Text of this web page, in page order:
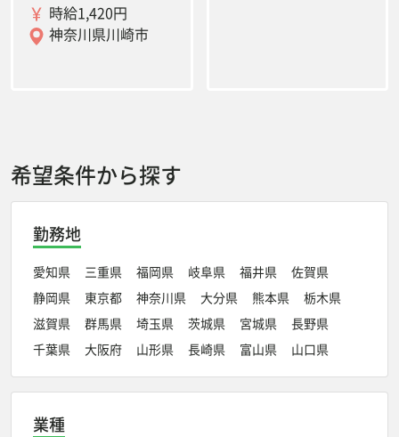
時給1,420円
神奈川県川崎市
希望条件から探す
勤務地
愛知県 三重県 福岡県 岐阜県 福井県
佐賀県
静岡県
東京都 神奈川県 大分県 熊本県
栃木県
滋賀県
群馬県 埼玉県 茨城県 宮城県
長野県
千葉県
大阪府 山形県 長崎県 富山県 山口県
業種